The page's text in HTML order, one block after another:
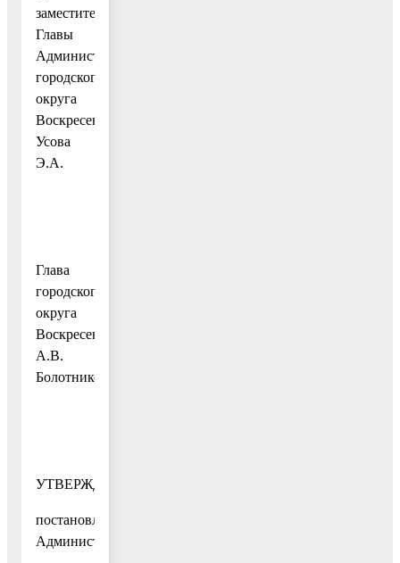
заместителя
Главы
Администрации
городского
округа
Воскресенск
Усова
Э.А.
Глава
городского
округа
Воскресенск
А.В.
Болотников
УТВЕРЖДЕН
постановлением
Администрации